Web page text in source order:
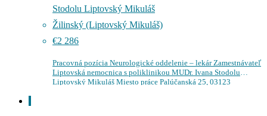
Stodolu Liptovský Mikuláš
Žilinský (Liptovský Mikuláš)
€2 286
Pracovná pozícia Neurologické oddelenie – lekár Zamestnávateľ
Liptovská nemocnica s poliklinikou MUDr. Ivana Stodolu
Liptovský Mikuláš Miesto práce Palúčanská 25, 03123